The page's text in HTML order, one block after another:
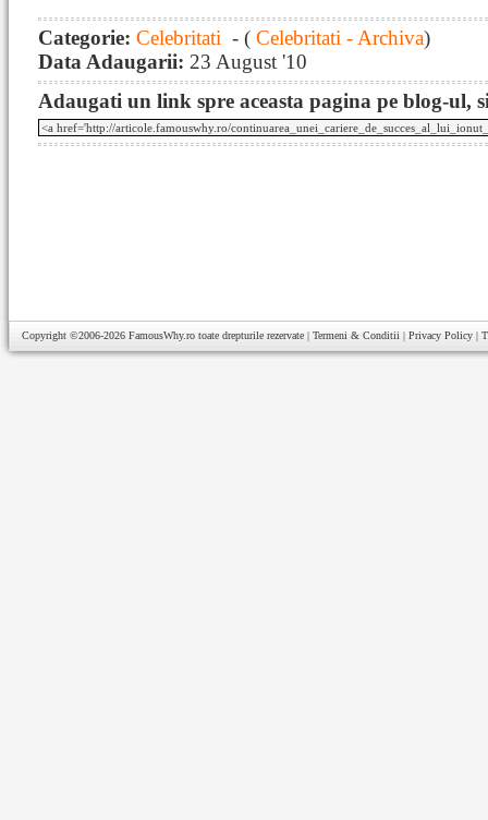
Categorie: Celebritati - ( Celebritati - Archiva)
Data Adaugarii: 23 August '10
Adaugati un link spre aceasta pagina pe blog-ul,
Copyright ©2006-2026 FamousWhy.ro toate drepturile rezervate | Termeni & Conditii | Privacy Policy |